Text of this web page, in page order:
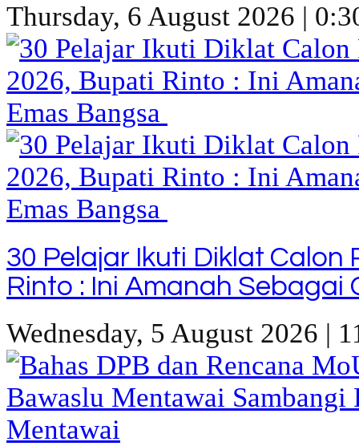
Thursday, 6 August 2026 |
30 Pelajar Ikuti Diklat Calon
Rinto : Ini Amanah
Wednesday, 5 August 2026 |